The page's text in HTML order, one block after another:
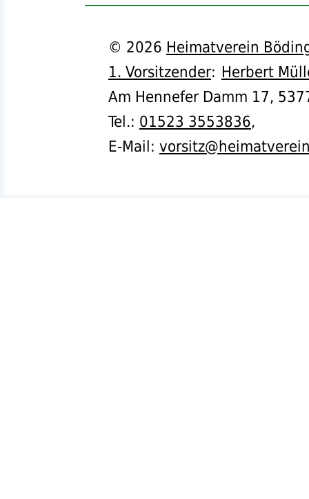
© 2026 Heimatverein
1. Vorsitzender: Herbert
Am Hennefer Damm 17,
Tel.: 01523 3553836,
E-Mail: